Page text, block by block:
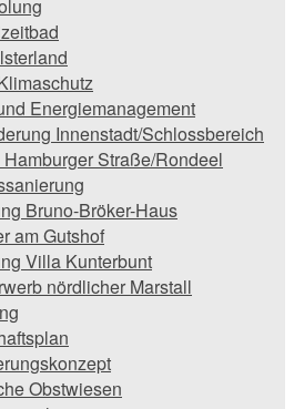
­­Energiemanagement
Innenstadt/Schlossbereich
Straße/Rondeel
Bruno-Bröker-Haus
am Gutshof
Villa Kunterbunt
nördlicher Marstall
Obstwiesen